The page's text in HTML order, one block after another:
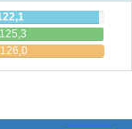
125,3
126,0